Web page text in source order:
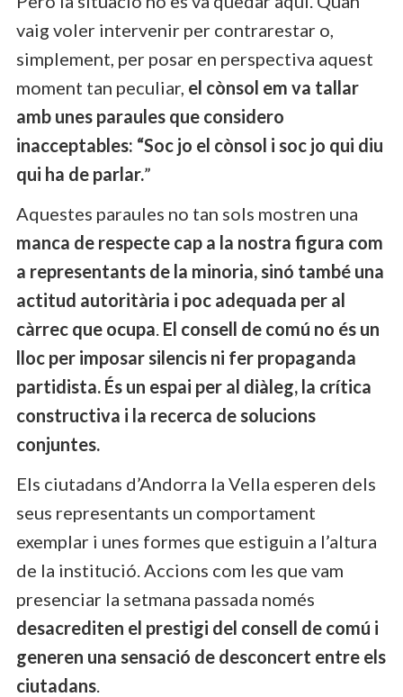
vaig voler intervenir per contrarestar o,
simplement, per posar en perspectiva aquest
moment tan peculiar, el cònsol em va tallar
amb unes paraules que considero
inacceptables: “Soc jo el cònsol i soc jo qui diu
qui ha de parlar.”
Aquestes paraules no tan sols mostren una
manca de respecte cap a la nostra figura com
a representants de la minoria, sinó també una
actitud autoritària i poc adequada per al
càrrec que ocupa. El consell de comú no és un
lloc per imposar silencis ni fer propaganda
partidista. És un espai per al diàleg, la crítica
constructiva i la recerca de solucions
conjuntes.
Els ciutadans d’Andorra la Vella esperen dels
seus representants un comportament
exemplar i unes formes que estiguin a l’altura
de la institució. Accions com les que vam
presenciar la setmana passada només
desacrediten el prestigi del consell de comú i
generen una sensació de desconcert entre els
ciutadans.